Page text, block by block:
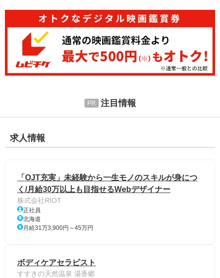
注目情報
求人情報
「OJT充実」未経験から一生モノのスキルが身につ
く/月給30万以上も目指せるWebデザイナー
株式会社RIOT
正社員
北海道
月給31万3,900円～45万円
ボディケアセラピスト
すすきの天然温泉 湯香郷